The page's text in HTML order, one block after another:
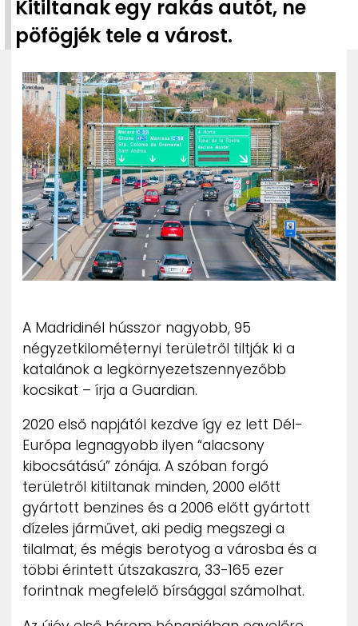
ZENE
IMPRESSZUM
PR-ARCHÍVUM
ADATKEZELÉSI TÁJÉKOZTATÓ
Kitiltanak egy rakás autót, ne
pöfögjék tele a várost.
A Madridinél hússzor nagyobb, 95
négyzetkilométernyi területről tiltják ki a
katalánok a legkörnyezetszennyezőbb
kocsikat – írja a Guardian.
2020 első napjától kezdve így ez lett Dél-
Európa legnagyobb ilyen “alacsony
kibocsátású” zónája. A szóban forgó
területről kitiltanak minden, 2000 előtt
gyártott benzines és a 2006 előtt gyártott
dízeles járművet, aki pedig megszegi a
tilalmat, és mégis berotyog a városba és a
többi érintett útszakaszra, 33-165 ezer
forintnak megfelelő bírsággal számolhat.